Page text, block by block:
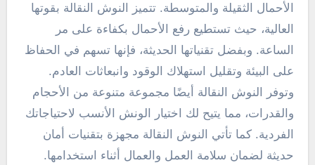
الأحمال الثقيلة والمتوسطة. تتميز النوش النقالة بقوتها
العالية، حيث تستطيع رفع الأحمال بكفاءة على مر
الساعة. وبفضل تقنياتها الحديثة، فإنها تسهم في الحفاظ
على البيئة وتقليل استهلاك الوقود وانبعاثات العادم.
وتوفر النوش النقالة أيضًا مجموعة متنوعة من الأحجام
والقدرات، مما يتيح لك اختيار الونش الأنسب لاحتياجاتك
الفردية. كما تأتي النوش النقالة مجهزة بتقنيات أمان
حديثة لضمان سلامة العمل والعمال أثناء استخدامها.